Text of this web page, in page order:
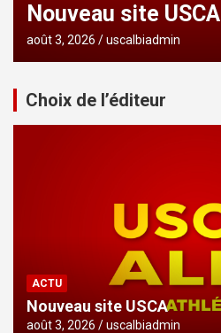
Nouveau site USCA
août 3, 2026 uscalbiadmin
Choix de l’éditeur
ACTU
Nouveau site USCA
août 3, 2026 uscalbiadmin